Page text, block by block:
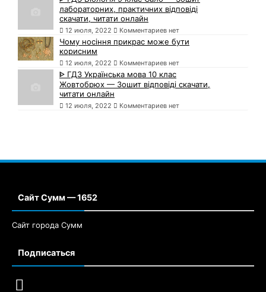
лабораторних, практичних відповіді
скачати, читати онлайн
12 июля, 2022 Комментариев нет
Чому носіння прикрас може бути
корисним
12 июля, 2022 Комментариев нет
ᐈ ГДЗ Українська мова 10 клас
Жовтобрюх — Зошит відповіді скачати,
читати онлайн
12 июля, 2022 Комментариев нет
Сайт Сумм — 1652
Сайт города Сумм
Подписаться